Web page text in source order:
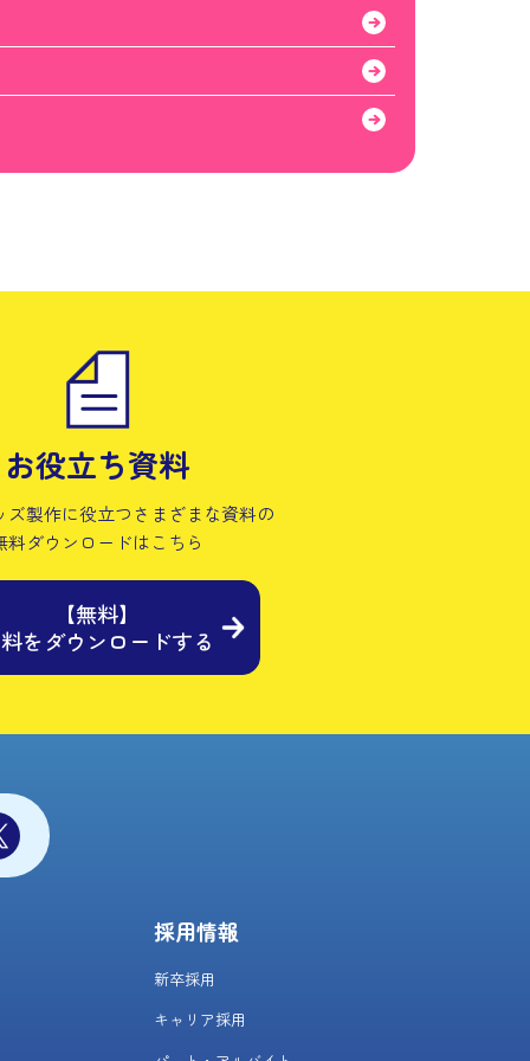
お役立ち資料
ズ製作に役立つさまざまな資料の
料ダウンロードはこちら
【無料】
をダウンロードする
採用情報
新卒採用
キャリア採用